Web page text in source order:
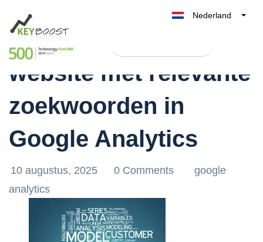
Nederland
België
Optimaliseer je
website met relevante
zoekwoorden in
Google Analytics
10 augustus, 2025 0 Comments
google
analytics